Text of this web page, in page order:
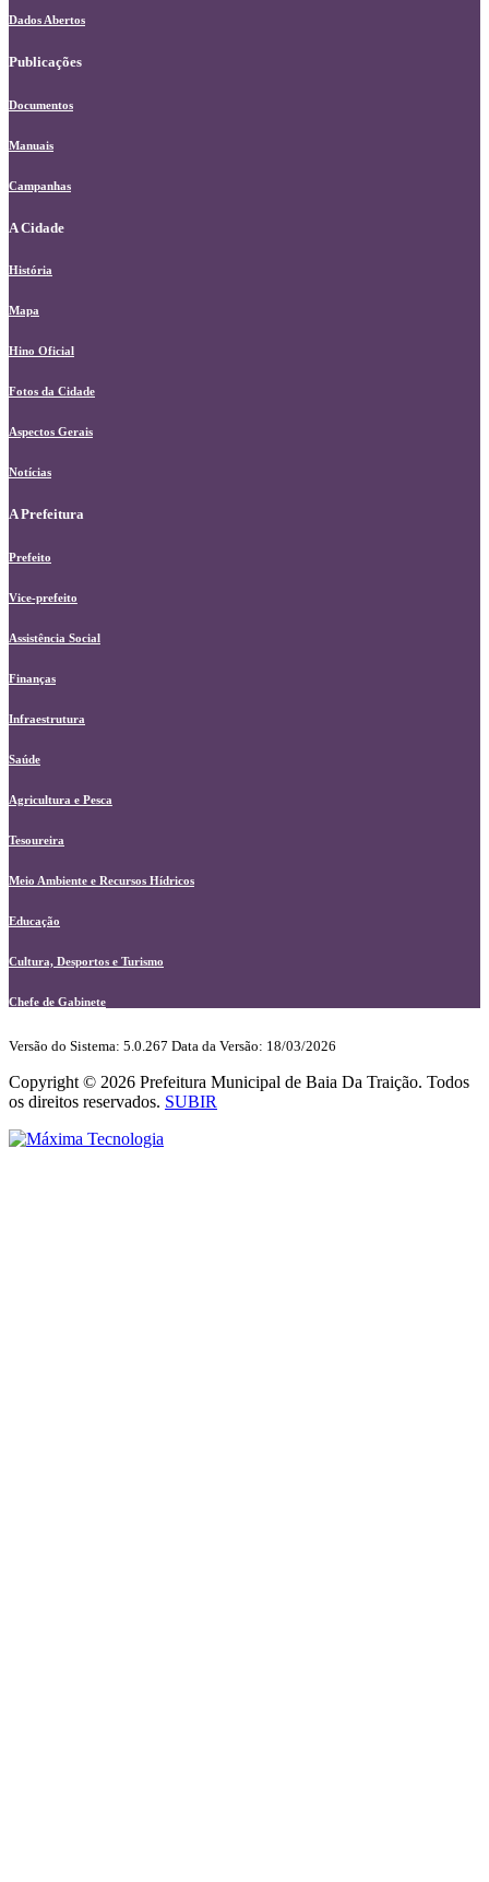
Dados Abertos
Publicações
Documentos
Manuais
Campanhas
A Cidade
História
Mapa
Hino Oficial
Fotos da Cidade
Aspectos Gerais
Notícias
A Prefeitura
Prefeito
Vice-prefeito
Assistência Social
Finanças
Infraestrutura
Saúde
Agricultura e Pesca
Tesoureira
Meio Ambiente e Recursos Hídricos
Educação
Cultura, Desportos e Turismo
Chefe de Gabinete
Versão do Sistema: 5.0.267 Data da Versão: 18/03/2026
Copyright © 2026 Prefeitura Municipal de Baia Da Traição. Todos
os direitos reservados. SUBIR